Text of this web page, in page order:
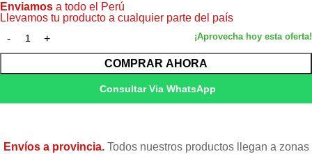
Enviamos a todo el Perú
Llevamos tu producto a cualquier parte del país
COMPRAR AHORA
Consultar Via WhatsApp
Envíos a provincia.Todos nuestros productos llegan a zonas